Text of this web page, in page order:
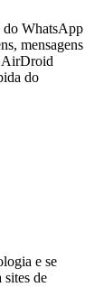
do WhatsApp
mensagens
AirDroid
do
e se
sites de